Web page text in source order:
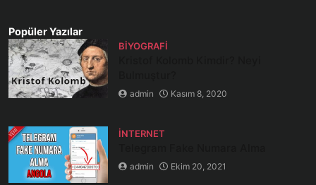
Popüler Yazılar
BIYOGRAFI
admin Kasım 8, 2020
İNTERNET
admin Ekim 20, 2021